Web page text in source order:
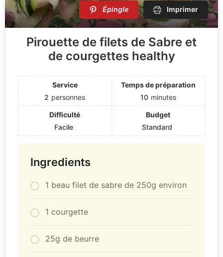
Épingle Imprimer
Pirouette de filets de Sabre et
de courgettes healthy
Service
2 personnes
Temps de préparation
10 minutes
Difficulté
Facile
Budget
Standard
Ingredients
1 beau filet de sabre de 250g environ
1 courgette
25g de beurre